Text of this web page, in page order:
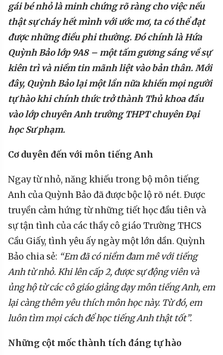
gái bénhỏ là minh chứng rõ ràng cho việc nếu
thật sự cháy hết mình với ước mơ, ta có thể đạt
được những điều phi thường. Đó chính là Hứa
Quỳnh Bảo lớp9A8 – một tấm gương sángvề sự
kiên trì và niềm tin mãnh liệt vào bản thân. Mới
đây, Quỳnh Bảo lại một lần nữa khiến mọi người
tự hào khi chính thức trở thành Thủ khoa đầu
vào lớp chuyên Anh trường THPT chuyên Đại
học Sư phạm.
Cơ duyên đến với môn tiếng Anh
Ngay từ nhỏ, năng khiếu trong bộ môn tiếng
Anh của Quỳnh Bảo đã được bộc lộ rõ nét. Được
truyền cảm hứng từ những tiết học đầu tiên và
sự tận tình của các thầy cô giáo Trường THCS
Cầu Giấy, tình yêu ấy ngày một lớn dần. Quỳnh
Bảo chia sẻ: “Em đã có niềm đam mê với tiếng
Anh từ nhỏ. Khi lên cấp 2, được sự động viên và
ủng hộ từ cáccô giáogiảng dạy môn tiếng Anh, em
lại càng thêm yêu thích môn học này. Từ đó, em
luôn tìm mọi cách để học tiếng Anh thật tốt”.
Những cột mốc thành tích đáng tự hào